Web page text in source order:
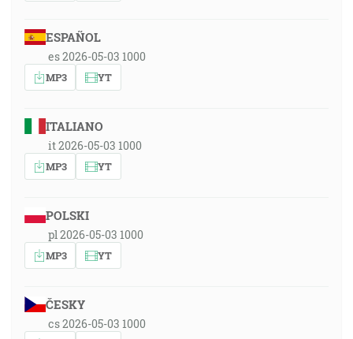
ESPAÑOL
es 2026-05-03 1000
MP3 YT
ITALIANO
it 2026-05-03 1000
MP3 YT
POLSKI
pl 2026-05-03 1000
MP3 YT
ČESKY
cs 2026-05-03 1000